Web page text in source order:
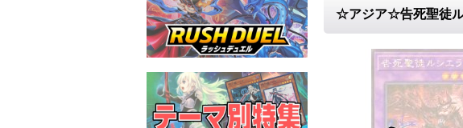
☆アジア☆告死聖徒ル